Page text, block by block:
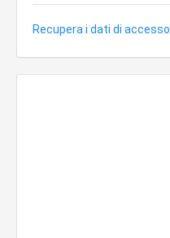
Recupera i dati di accesso